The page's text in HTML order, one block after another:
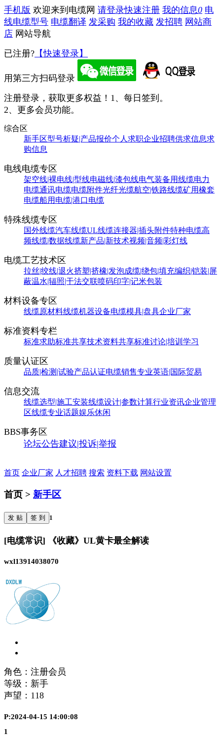
手机版 欢迎来到电缆网 请登录快速注册 我的信息0 电
线电缆型号 电缆翻译 发采购 我的收藏 发招聘 网站商
店 网站导航
已注册? 【快速登录】
用第三方扫码登录
注册登录，获取更多权益！ 1、每日签到。
2、更多会员功能。
综合区
新手区型号析疑|产品报价个人求职企业招聘供求信息求
购信息
电线电缆专区
架空线|裸电线|型线电磁线|漆包线电气装备用线缆电力
电缆通讯电缆电缆附件光纤光缆航空|铁路线缆矿用橡套
电缆船用电缆|港口电缆
特殊线缆专区
国外线缆汽车线缆UL线缆连接器|插头附件特种电缆高
频线缆|数据线缆新产品|新技术视频|音频|彩灯线
电缆工艺技术区
拉丝|绞线|退火挤塑|挤橡|发泡成缆|绕包|填充编织|铠装|屏
蔽温水|辐照|干法交联喷码印字|记米包装
材料设备专区
线缆原材料线缆机器设备电缆模具|盘具企业厂家
标准资料专栏
标准求助标准共享技术资料共享标准讨论|培训学习
质量认证区
品质|检测|试验产品认证电缆销售专业英语|国际贸易
信息交流
线缆选型|施工安装线缆设计|参数计算行业资讯企业管理
区线缆专业话题娱乐休闲
BBS事务区
论坛公告建议|投诉|举报
首页 企业厂家 人才招聘 搜索 资料下载 网站设置
首页 > 新手区
发 贴 签 到 1
[电缆常识] 《收藏》UL黄卡最全解读
wxl13914038070
角色：注册会员
等级：新手
声望： 118
P:2024-04-15 14:00:08
1